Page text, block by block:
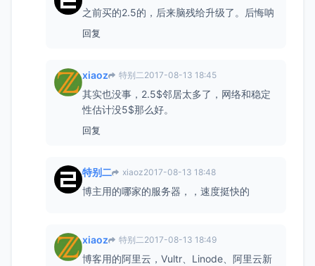
之前买的2.5的，后来脑残给升级了。后悔呐
回复
xiaoz 特别二 2017-08-13 18:45
其实也没事，2.5$邻居太多了，网络和稳定
性估计没5$那么好。
回复
特别二 xiaoz2017-08-13 18:48
博主用的哪家的服务器，，速度挺快的
xiaoz 特别二 2017-08-13 18:49
博客用的阿里云，Vultr、Linode、阿里云新